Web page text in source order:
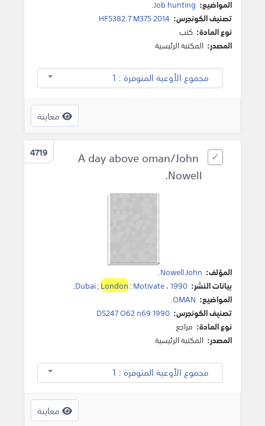
المواضيع: Job hunting
.
تصنيف الكونجرس: HF5382.7 M375 2014
نوع المادة: كتب
المصدر: المكتبة الرئيسية
مجموع الأوعية المتوفرة : 1
معاينة
4719
A day above oman/John
Nowell.
المؤلف: Nowell John
.
بيانات النشر:
Dubai ;London:Motivate،1990
.
المواضيع: OMAN
.
تصنيف الكونجرس: DS247 O62 n69 1990
نوع المادة: مراجع
المصدر: المكتبة الرئيسية
مجموع الأوعية المتوفرة : 1
معاينة